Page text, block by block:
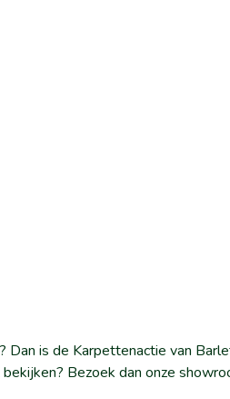
is de Karpettenactie van
Bezoek dan onze